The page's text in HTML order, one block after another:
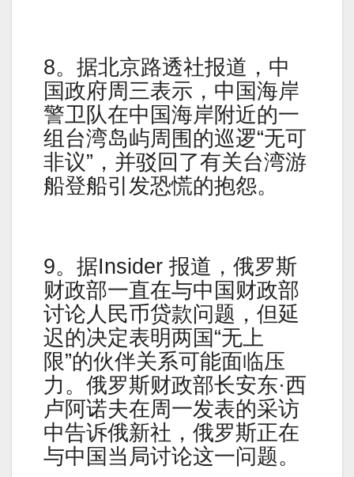
8。据北京路透社报道，中
国政府周三表示，中国海岸
警卫队在中国海岸附近的一
组台湾​​岛屿周围的巡逻“无可
非议”，并驳回了有关台湾游
船登船引发恐慌的抱怨。
9。据Insider 报道，俄罗斯
财政部一直在与中国财政部
讨论人民币贷款问题，但延
迟的决定表明两国“无上
限”的伙伴关系可能面临压
力。俄罗斯财政部长安东·西
卢阿诺夫在周一发表的采访
中告诉俄新社，俄罗斯正在
与中国当局讨论这一问题。